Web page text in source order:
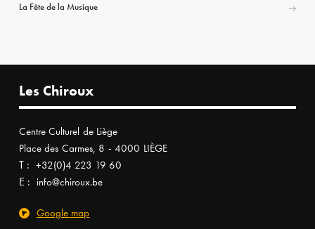
La Fête de la Musique
Les Chiroux
Centre Culturel de Liège
Place des Carmes, 8 - 4000 LIÈGE
T : +32(0)4 223 19 60
E : info@chiroux.be
Google map